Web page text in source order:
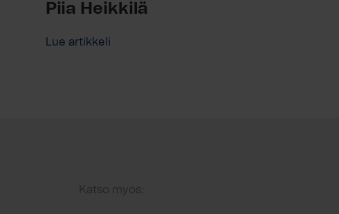
Piia Heikkilä
Lue artikkeli
Katso myös: